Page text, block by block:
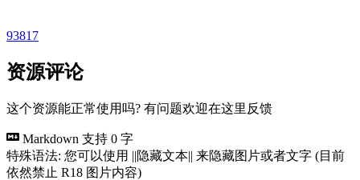
93817
资源评论
这个资源能正常使用吗? 有问题欢迎在这里反馈
Markdown 支持 0 字
特殊语法: 您可以使用 ||隐藏文本|| 来隐藏图片或者文字 (目前
依然禁止 R18 图片内容)